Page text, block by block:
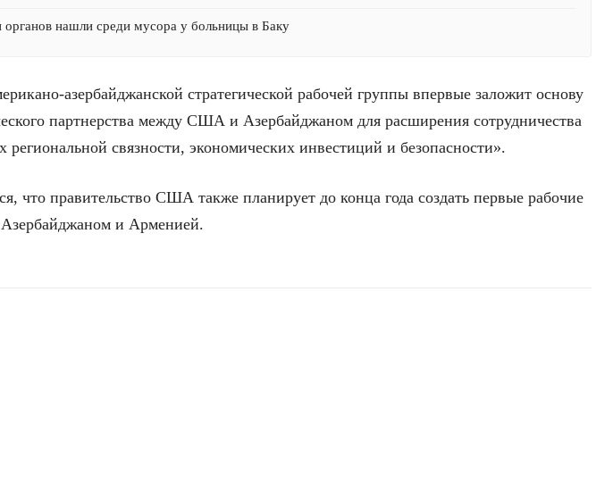
органов нашли среди мусора у больницы в Баку
азербайджанской стратегической рабочей группы впервые заложит основу
партнерства между США и Азербайджаном для расширения сотрудничества
региональной связности, экономических инвестиций и безопасности».
что правительство США также планирует до конца года создать первые рабочие
и Арменией.